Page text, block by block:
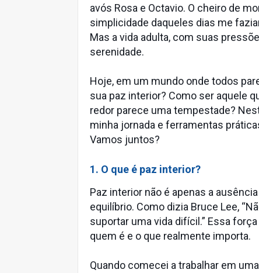
avós Rosa e Octavio. O cheiro de
simplicidade daqueles dias me
Mas a vida adulta, com suas
serenidade.
Hoje, em um mundo onde todos
sua paz interior? Como ser aquele
redor parece uma tempestade?
minha jornada e ferramentas
Vamos juntos?
1. O que é paz interior?
Paz interior não é apenas a
equilíbrio. Como dizia Bruce Lee,
suportar uma vida difícil.” Essa
quem é e o que realmente importa.
Quando comecei a trabalhar em